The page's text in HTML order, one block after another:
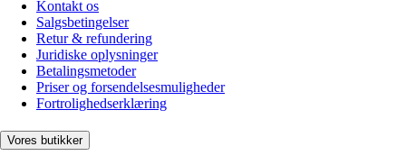
Kontakt os
Salgsbetingelser
Retur & refundering
Juridiske oplysninger
Betalingsmetoder
Priser og forsendelsesmuligheder
Fortrolighedserklæring
Vores butikker